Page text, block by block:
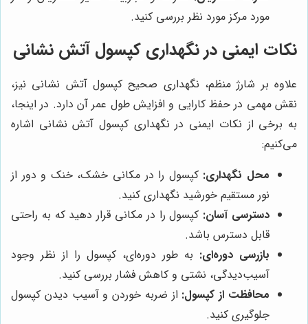
مورد مرکز مورد نظر بررسی کنید.
نکات ایمنی در نگهداری کپسول آتش نشانی
علاوه بر شارژ منظم، نگهداری صحیح کپسول آتش نشانی نیز،
نقش مهمی در حفظ کارایی و افزایش طول عمر آن دارد. در اینجا،
به برخی از نکات ایمنی در نگهداری کپسول آتش نشانی اشاره
می‌کنیم:
محل نگهداری: کپسول را در مکانی خشک، خنک و دور از
نور مستقیم خورشید نگهداری کنید.
دسترسی آسان: کپسول را در مکانی قرار دهید که به راحتی
قابل دسترس باشد.
بازرسی دوره‌ای: به طور دوره‌ای، کپسول را از نظر وجود
آسیب‌دیدگی، نشتی و کاهش فشار بررسی کنید.
محافظت از کپسول: از ضربه خوردن و آسیب دیدن کپسول
جلوگیری کنید.